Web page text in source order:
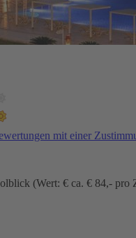
mit einer
(Wert: € ca. € 84,- pro